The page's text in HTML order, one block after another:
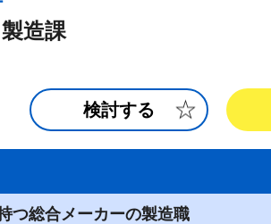
造課
検討する
つ総合メーカーの製造職